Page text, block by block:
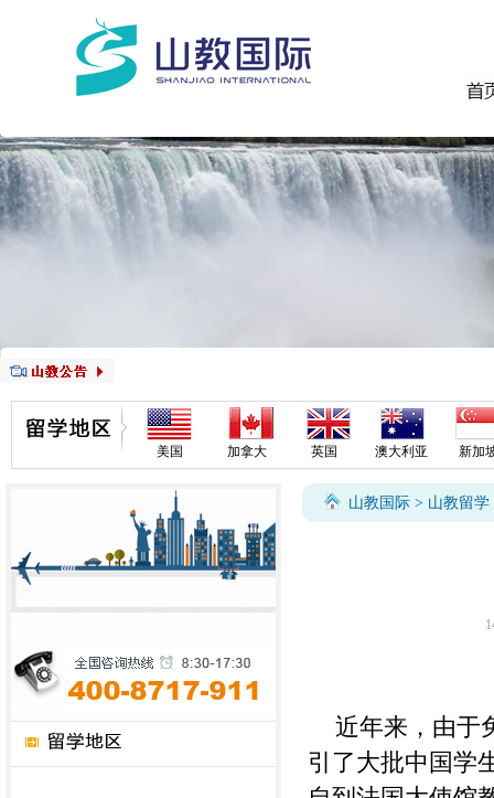
美国 加拿大 英国 澳大利亚 新加
山教国际 > 山教留学
近年来，由于
引了大批中国学